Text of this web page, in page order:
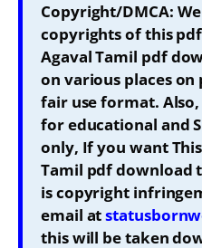
Copyright/DMCA:
copyrights of this
Agaval Tamil pdf
on various places
fair use format.
for educational and
only, If you want
Tamil pdf download
is copyright
email at
this will be taken